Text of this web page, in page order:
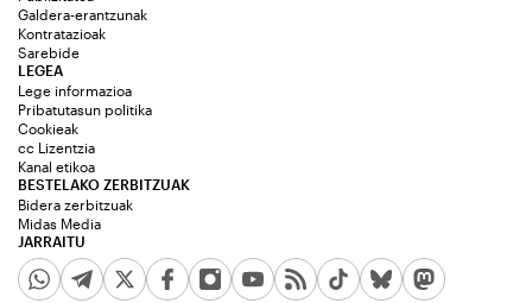
Galdera-erantzunak
Kontratazioak
Sarebide
JARRAITU
LEGEA
Lege informazioa
Pribatutasun politika
Cookieak
cc Lizentzia
Kanal etikoa
BESTELAKO ZERBITZUAK
Bidera zerbitzuak
Midas Media